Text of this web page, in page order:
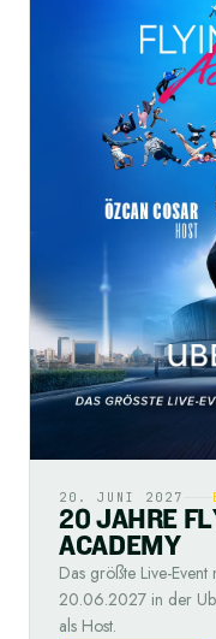
20. JUNI 2027
20JAHRE FL
ACADEMY
Das größte Live-
20.06.2027 in der
als Host.